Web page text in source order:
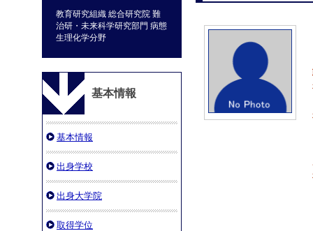
教育研究組織 総合研究院 難
治研・未来科学研究部門 病態
生理化学分野
基本情報
基本情報
出身学校
出身大学院
取得学位